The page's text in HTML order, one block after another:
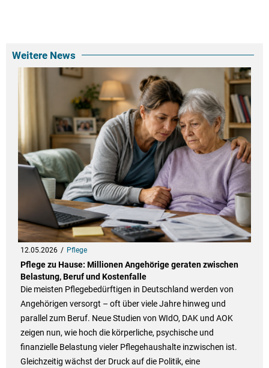
Weitere News
12.05.2026 Pflege
Pflege zu Hause: Millionen Angehörige geraten zwischen
Belastung, Beruf und Kostenfalle
Die meisten Pflegebedürftigen in Deutschland werden von
Angehörigen versorgt – oft über viele Jahre hinweg und
parallel zum Beruf. Neue Studien von WIdO, DAK und AOK
zeigen nun, wie hoch die körperliche, psychische und
finanzielle Belastung vieler Pflegehaushalte inzwischen ist.
Gleichzeitig wächst der Druck auf die Politik, eine